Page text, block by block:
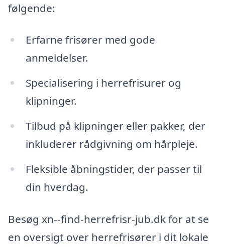
følgende:
Erfarne frisører med gode
anmeldelser.
Specialisering i herrefrisurer og
klipninger.
Tilbud på klipninger eller pakker, der
inkluderer rådgivning om hårpleje.
Fleksible åbningstider, der passer til
din hverdag.
Besøg xn--find-herrefrisr-jub.dk for at se
en oversigt over herrefrisører i dit lokale